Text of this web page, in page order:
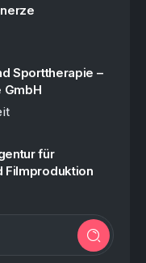
Sporttherapie –
GmbH
für
Filmproduktion